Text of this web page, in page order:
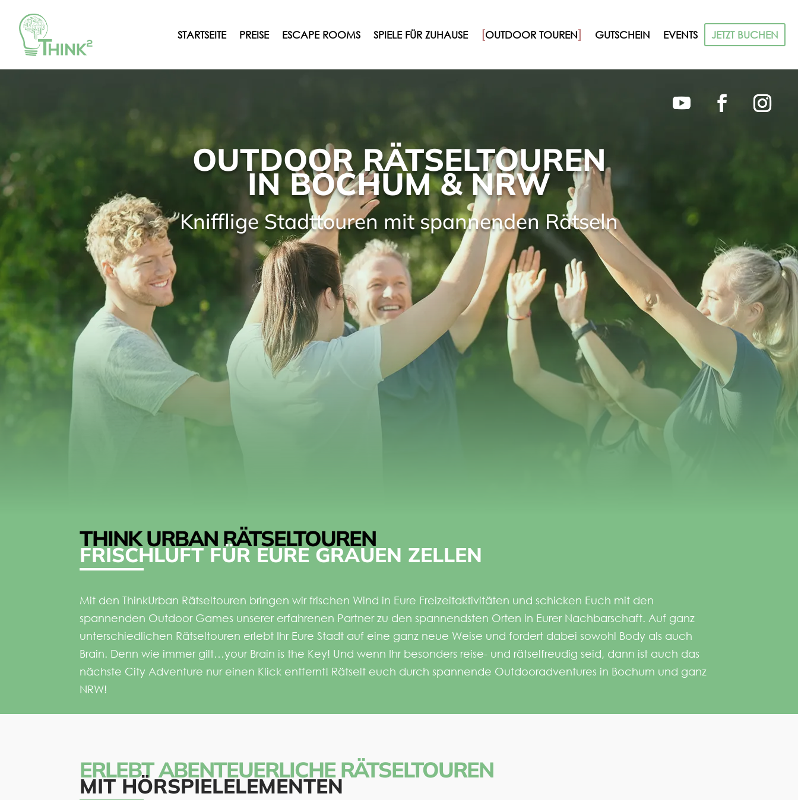
STARTSEITE PREISE ESCAPE ROOMS SPIELE FÜR ZUHAUSE OUTDOOR TOUREN GUTSCHEIN EVENTS JETZT BUCHEN
OUTDOOR RÄTSELTOUREN
IN BOCHUM & NRW
Knifflige Stadttouren mit spannenden Rätseln
THINK URBAN RÄTSELTOUREN
FRISCHLUFT FÜR EURE GRAUEN ZELLEN
Mit den ThinkUrban Rätseltouren bringen wir frischen Wind in Eure Freizeitaktivitäten und schicken Euch mit den
spannenden Outdoor Games unserer erfahrenen Partner zu denspannendsten Orten in Eurer Nachbarschaft. Auf ganz
unterschiedlichen Rätseltouren erlebt Ihr Eure Stadt auf eine ganz neue Weise und fordert dabei sowohl Body als auch
Brain. Denn wie immer gilt…your Brain is the Key! Und wenn Ihr besonders reise- und rätselfreudig seid, dann ist auch das
nächste City Adventure nur einen Klick entfernt! Rätselt euch durch spannende Outdooradventures in Bochum und ganz
NRW!
ERLEBT ABENTEUERLICHE RÄTSELTOUREN
MIT HÖRSPIELELEMENTEN